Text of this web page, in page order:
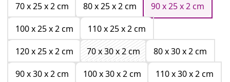
70 x 25 x 2 cm
80 x 25 x 2 cm
90 x 25 x 2 cm
100 x 25 x 2 cm
110 x 25 x 2 cm
120 x 25 x 2 cm
70 x 30 x 2 cm
80 x 30 x 2 cm
90 x 30 x 2 cm
100 x 30 x 2 cm
110 x 30 x 2 cm